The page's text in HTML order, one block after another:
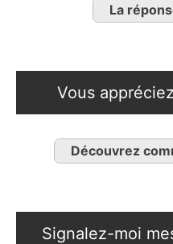
La
Vous
Découvrez
Signalez-moi